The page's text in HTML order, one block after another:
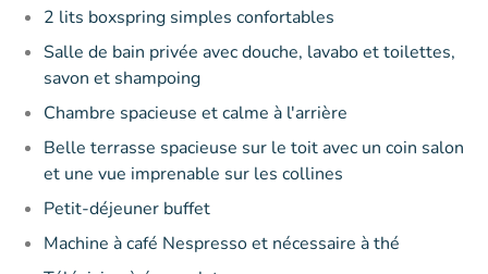
2 lits boxspring simples confortables
Salle de bain privée avec douche, lavabo et toilettes,
savon et shampoing
Chambre spacieuse et calme à l'arrière
Belle terrasse spacieuse sur le toit avec un coin salon
et une vue imprenable sur les collines
Petit-déjeuner buffet
Machine à café Nespresso et nécessaire à thé